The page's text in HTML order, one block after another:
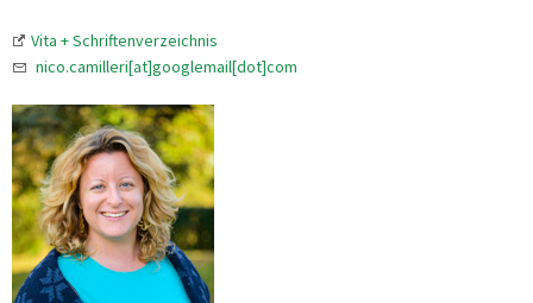
Vita + Schriftenverzeichnis
nico.camilleri[at]googlemail[dot]com